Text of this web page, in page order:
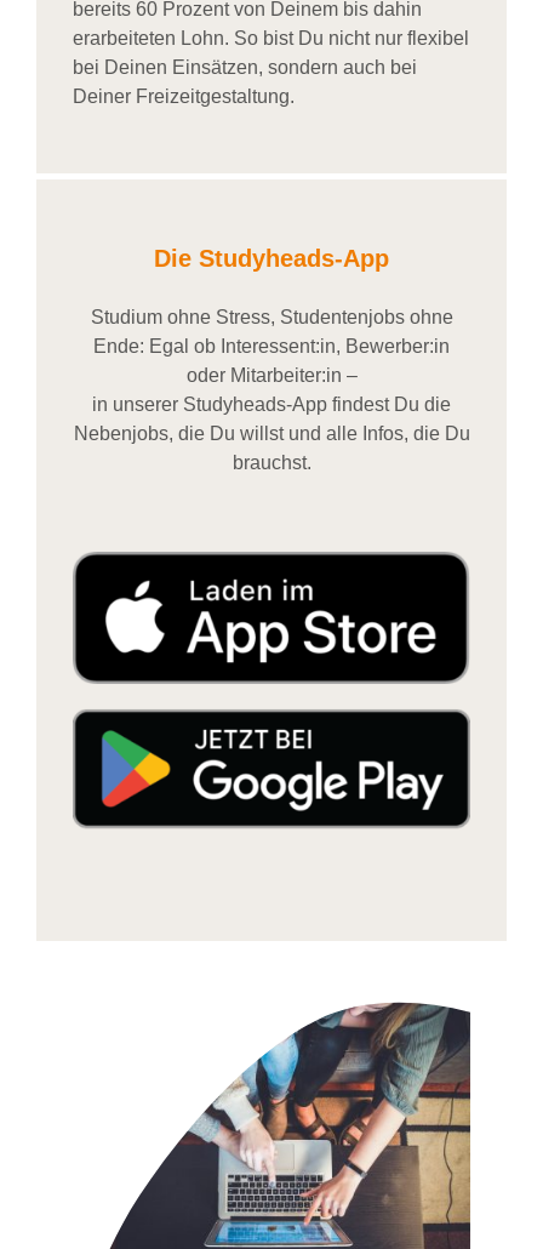
bereits 60 Prozent von Deinem bis dahin
erarbeiteten Lohn. So bist Du nicht nur flexibel
bei Deinen Einsätzen, sondern auch bei
Deiner Freizeitgestaltung.
Die Studyheads-App
Studium ohne Stress, Studentenjobs ohne
Ende: Egal ob Interessent:in, Bewerber:in
oder Mitarbeiter:in –
in unserer Studyheads-App findest Du die
Nebenjobs, die Du willst und alle Infos, die Du
brauchst.